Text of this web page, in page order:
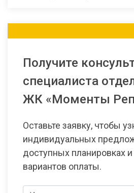
Получите
специалиста
ЖК «Моменты
Оставьте заявку, чтобы
индивидуальных
доступных планировках
вариантов оплаты.